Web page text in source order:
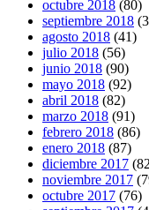
octubre 2018 (80)
septiembre 2018
agosto 2018 (41)
julio 2018 (56)
junio 2018 (90)
mayo 2018 (92)
abril 2018 (82)
marzo 2018 (91)
febrero 2018 (86)
enero 2018 (87)
diciembre 2017
noviembre 2017
octubre 2017 (76)